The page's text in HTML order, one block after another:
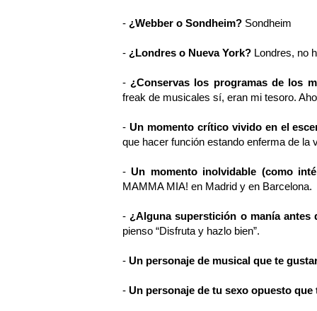
- ¿Webber o Sondheim? Sondheim
- ¿Londres o Nueva York?Londres, no
- ¿Conservas los programas de los
freak de musicales sí, eran mi tesoro.
- Un momento crítico vivido en el
que hacer función estando enferma de la
-Un momento inolvidable (como
MAMMA MIA! en Madrid y en Barcelona.
- ¿Alguna superstición o manía antes
pienso “Disfruta y hazlo bien”.
- Un personaje de musical que te
- Un personaje de tu sexo opuesto